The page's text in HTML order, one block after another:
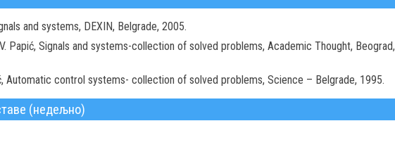
and systems, DEXIN, Belgrade, 2005.
Papić, Signals and systems-collection of solved problems, Academic Thought, Beograd,
Automatic control systems- collection of solved problems, Science – Belgrade, 1995.
(недељно)